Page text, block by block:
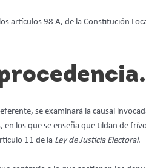
artículos 98 A, de la Constitución
se examinará la causal
los que se enseña que tildan de
11 de la Ley de Justicia Electoral.